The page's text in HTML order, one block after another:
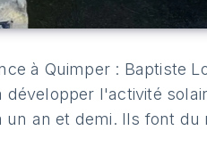
à Quimper : Baptiste
développer l'activité
an et demi. Ils font du